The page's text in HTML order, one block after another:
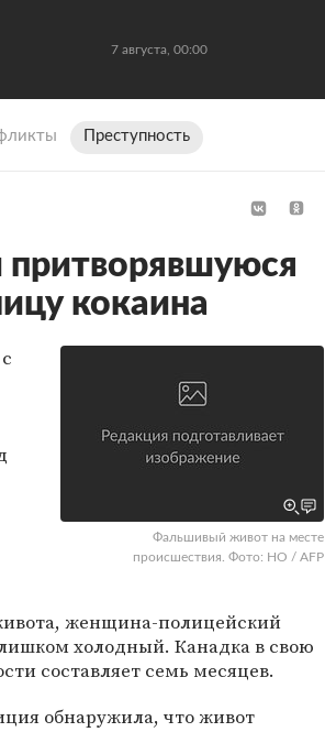
7 августа, 00:00
Преступность
кокаина
Фальшивый живот на месте
происшествия. Фото: HO / AFP
женщина-полицейский
холодный. Канадка в свою
составляет семь месяцев.
обнаружила, что живот